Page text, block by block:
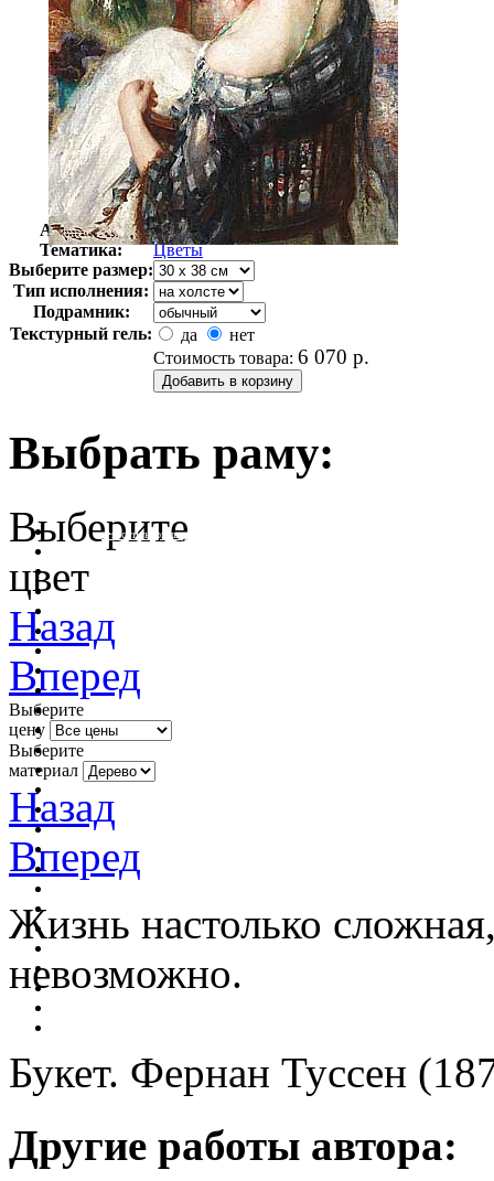
Автор:
Туссен Фернан
Арт-стиль
Символизм
Тематика:
Цветы
Выберите размер:
Тип исполнения:
Подрамник:
Текстурный гель:
да
нет
Стоимость товара: 6 070 р.
Выбрать раму:
очистить фильтр цвета
Выберите
цвет
Назад
Вперед
Выберите
цену
Выберите
материал
Назад
Вперед
Жизнь настолько
невозможно.
Букет. Фернан Туссен
Другие работы автора: